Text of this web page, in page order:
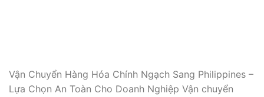
Vận Chuyển Hàng Hóa Chính Ngạch Sang Philippines –
Lựa Chọn An Toàn Cho Doanh Nghiệp Vận chuyển